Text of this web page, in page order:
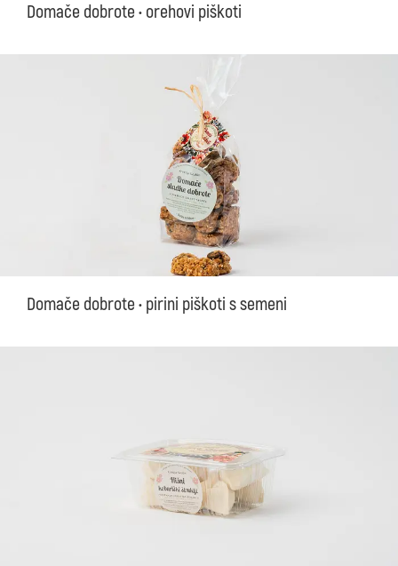
Domače dobrote • orehovi piškoti
Domače dobrote • pirini piškoti s semeni